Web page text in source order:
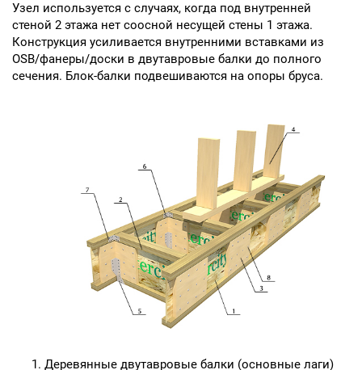
Узел используется с случаях, когда под внутренней
стеной 2 этажа нет соосной несущей стены 1 этажа.
Конструкция усиливается внутренними вставками из
OSB/фанеры/доски в двутавровые балки до полного
сечения. Блок-балки подвешиваются на опоры бруса.
Деревянные двутавровые балки (основные лаги)